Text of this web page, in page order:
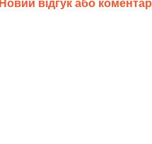
Новий відгук або коментар